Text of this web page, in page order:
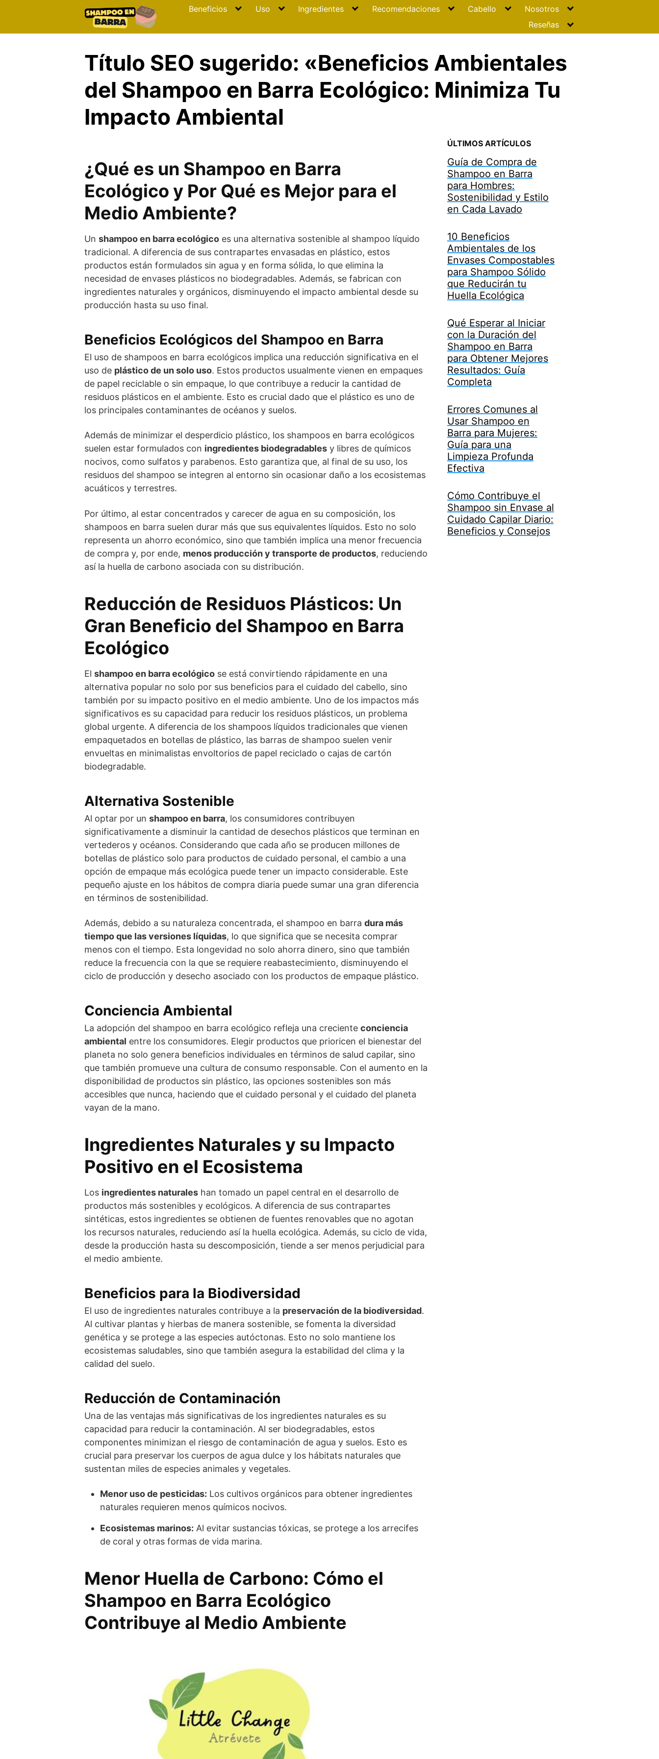
Beneficios Uso Ingredientes Recomendaciones Cabello
Nosotros
Reseñas
Título SEO sugerido: «Beneficios Ambientales
del Shampoo en Barra Ecológico: Minimiza Tu
Impacto Ambiental
¿Qué es un Shampoo en Barra
Ecológico y Por Qué es Mejor para el
Medio Ambiente?
Un shampoo en barra ecológico es una alternativa sostenible al shampoo líquido
tradicional. A diferencia de sus contrapartes envasadas en plástico, estos
productos están formulados sin agua y en forma sólida, lo que elimina la
necesidad de envases plásticos no biodegradables. Además, se fabrican con
ingredientes naturales y orgánicos, disminuyendo el impacto ambiental desde su
producción hasta su uso final.
Beneficios Ecológicos del Shampoo en Barra
El uso de shampoos en barra ecológicos implica una reducción significativa en el
uso de plástico de un solo uso. Estos productos usualmente vienen en empaques
de papel reciclable o sin empaque, lo que contribuye a reducir la cantidad de
residuos plásticos en el ambiente. Esto es crucial dado que el plástico es uno de
los principales contaminantes de océanos y suelos.
Además de minimizar el desperdicio plástico, los shampoos en barra ecológicos
suelen estar formulados con ingredientes biodegradables y libres de químicos
nocivos, como sulfatos y parabenos. Esto garantiza que, al final de su uso, los
residuos del shampoo se integren al entorno sin ocasionar daño a los ecosistemas
acuáticos y terrestres.
Por último, al estar concentrados y carecer de agua en su composición, los
shampoos en barra suelen durar más que sus equivalentes líquidos. Esto no solo
representa un ahorro económico, sino que también implica una menor frecuencia
de compra y, por ende, menos producción y transporte de productos, reduciendo
así la huella de carbono asociada con su distribución.
Reducción de Residuos Plásticos: Un
Gran Beneficio del Shampoo en Barra
Ecológico
El shampoo en barra ecológico se está convirtiendo rápidamente en una
alternativa popular no solo por sus beneficios para el cuidado del cabello, sino
también por su impacto positivo en el medio ambiente. Uno de los impactos más
significativos es su capacidad para reducir los residuos plásticos, un problema
global urgente. A diferencia de los shampoos líquidos tradicionales que vienen
empaquetados en botellas de plástico, las barras de shampoo suelen venir
envueltas en minimalistas envoltorios de papel reciclado o cajas de cartón
biodegradable.
Alternativa Sostenible
Al optar por un shampoo en barra, los consumidores contribuyen
significativamente a disminuir la cantidad de desechos plásticos que terminan en
vertederos y océanos. Considerando que cada año se producen millones de
botellas de plástico solo para productos de cuidado personal, el cambio a una
opción de empaque más ecológica puede tener un impacto considerable. Este
pequeño ajuste en los hábitos de compra diaria puede sumar una gran diferencia
en términos de sostenibilidad.
Además, debido a su naturaleza concentrada, el shampoo en barra dura más
tiempo que las versiones líquidas, lo que significa que se necesita comprar
menos con el tiempo. Esta longevidad no solo ahorra dinero, sino que también
reduce la frecuencia con la que se requiere reabastecimiento, disminuyendo el
ciclo de producción y desecho asociado con los productos de empaque plástico.
Conciencia Ambiental
La adopción del shampoo en barra ecológico refleja una creciente conciencia
ambiental entre los consumidores. Elegir productos que prioricen el bienestar del
planeta no solo genera beneficios individuales en términos de salud capilar, sino
que también promueve una cultura de consumo responsable. Con el aumento en la
disponibilidad de productos sin plástico, las opciones sostenibles son más
accesibles que nunca, haciendo que el cuidado personal y el cuidado del planeta
vayan de la mano.
Ingredientes Naturales y su Impacto
Positivo en el Ecosistema
Los ingredientes naturales han tomado un papel central en el desarrollo de
productos más sostenibles y ecológicos. A diferencia de sus contrapartes
sintéticas, estos ingredientes se obtienen de fuentes renovables que no agotan
los recursos naturales, reduciendo así la huella ecológica. Además, su ciclo de vida,
desde la producción hasta su descomposición, tiende a ser menos perjudicial para
el medio ambiente.
Beneficios para la Biodiversidad
El uso de ingredientes naturales contribuye a la preservación de la biodiversidad.
Al cultivar plantas y hierbas de manera sostenible, se fomenta la diversidad
genética y se protege a las especies autóctonas. Esto no solo mantiene los
ecosistemas saludables, sino que también asegura la estabilidad del clima y la
calidad del suelo.
Reducción de Contaminación
Una de las ventajas más significativas de los ingredientes naturales es su
capacidad para reducir la contaminación. Al ser biodegradables, estos
componentes minimizan el riesgo de contaminación de agua y suelos. Esto es
crucial para preservar los cuerpos de agua dulce y los hábitats naturales que
sustentan miles de especies animales y vegetales.
Menor uso de pesticidas: Los cultivos orgánicos para obtener ingredientes
naturales requieren menos químicos nocivos.
Ecosistemas marinos: Al evitar sustancias tóxicas, se protege a los arrecifes
de coral y otras formas de vida marina.
Menor Huella de Carbono: Cómo el
Shampoo en Barra Ecológico
Contribuye al Medio Ambiente
ÚLTIMOS ARTÍCULOS
Guía de Compra de
Shampoo en Barra
para Hombres:
Sostenibilidad y Estilo
en Cada Lavado
10 Beneficios
Ambientales de los
Envases Compostables
para Shampoo Sólido
que Reducirán tu
Huella Ecológica
Qué Esperar al Iniciar
con la Duración del
Shampoo en Barra
para Obtener Mejores
Resultados: Guía
Completa
Errores Comunes al
Usar Shampoo en
Barra para Mujeres:
Guía para una
Limpieza Profunda
Efectiva
Cómo Contribuye el
Shampoo sin Envase al
Cuidado Capilar Diario:
Beneficios y Consejos